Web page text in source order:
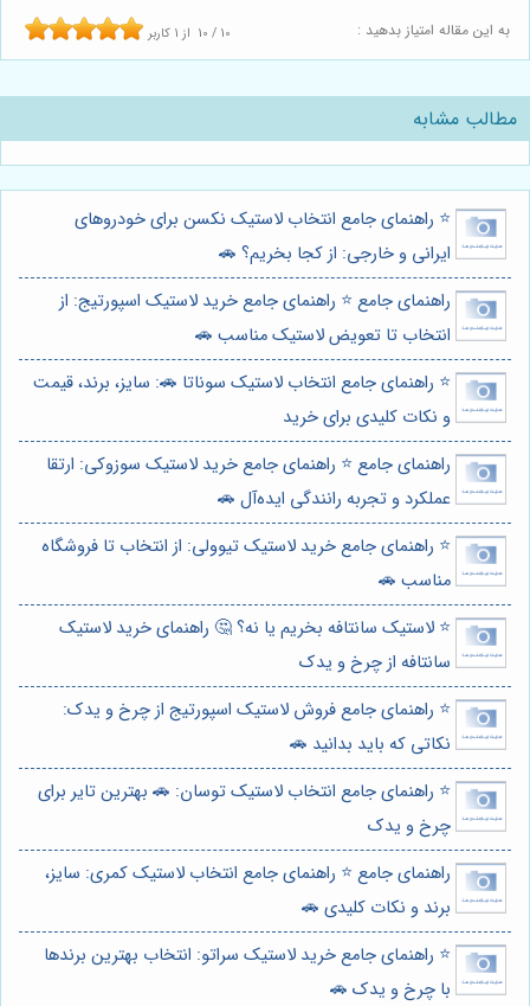
به این مقاله امتیاز بدهید : 10 / 10 از 1 کاربر
مطالب مشابه
⭐️ راهنمای جامع انتخاب لاستیک نکسن برای خودروهای
ایرانی و خارجی: از کجا بخریم؟ 🚗
راهنمای جامع ⭐️ راهنمای جامع خرید لاستیک اسپورتیج: از
انتخاب تا تعویض لاستیک مناسب 🚗
⭐️ راهنمای جامع انتخاب لاستیک سوناتا 🚗: سایز، برند، قیمت
و نکات کلیدی برای خرید
راهنمای جامع ⭐️ راهنمای جامع خرید لاستیک سوزوکی: ارتقا
عملکرد و تجربه رانندگی ایده‌آل 🚗
⭐️ راهنمای جامع خرید لاستیک تیوولی: از انتخاب تا فروشگاه
مناسب 🚗
⭐️ لاستیک سانتافه بخریم یا نه؟ 🤔 راهنمای خرید لاستیک
سانتافه از چرخ و یدک
⭐️ راهنمای جامع فروش لاستیک اسپورتیج از چرخ و یدک:
نکاتی که باید بدانید 🚗
⭐️ راهنمای جامع انتخاب لاستیک توسان: 🚗 بهترین تایر برای
چرخ و یدک
راهنمای جامع ⭐️ راهنمای جامع انتخاب لاستیک کمری: سایز،
برند و نکات کلیدی 🚗
⭐️ راهنمای جامع خرید لاستیک سراتو: انتخاب بهترین برندها
با چرخ و یدک 🚗